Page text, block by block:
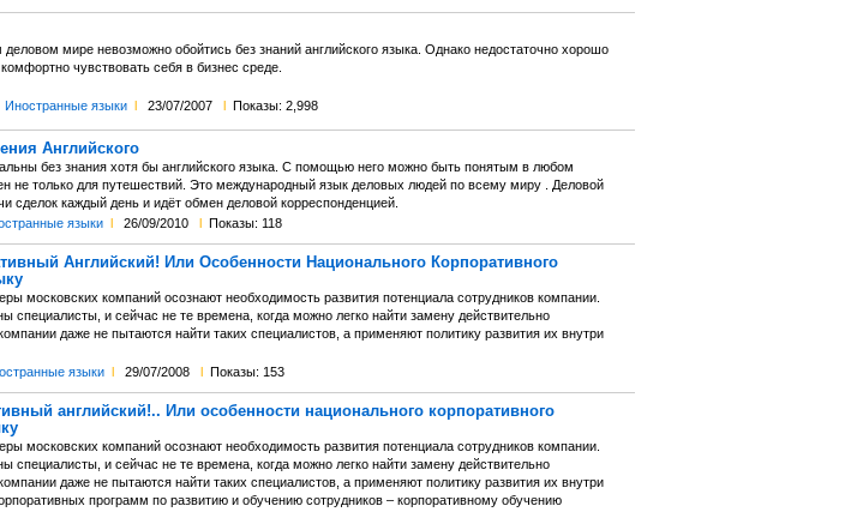
мире невозможно обойтись без знаний английского языка. Однако недостаточно хорошо
чувствовать себя в бизнес среде.
Иностранные языки l 23/07/2007 l Показы: 2,998
Английского
без знания хотя бы английского языка. С помощью него можно быть понятым в любом
не только для путешествий. Это международный язык деловых людей по всему миру . Деловой
сделок каждый день и идёт обмен деловой корреспонденцией.
языки l 26/09/2010 l Показы: 118
Английский! Или Особенности Национального Корпоративного
московских компаний осознают необходимость развития потенциала сотрудников компании.
специалисты, и сейчас не те времена, когда можно легко найти замену действительно
даже не пытаются найти таких специалистов, а применяют политику развития их внутри
языки l 29/07/2008 l Показы: 153
английский!.. Или особенности национального корпоративного
московских компаний осознают необходимость развития потенциала сотрудников компании.
специалисты, и сейчас не те времена, когда можно легко найти замену действительно
даже не пытаются найти таких специалистов, а применяют политику развития их внутри
программ по развитию и обучению сотрудников – корпоративному обучению